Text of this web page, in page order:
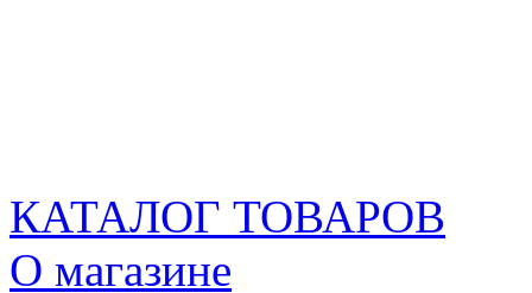
КАТАЛОГ ТОВАРОВ
О магазине